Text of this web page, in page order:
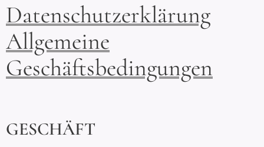
Datenschutzerklärung
Allgemeine
Geschäftsbedingungen
GESCHÄFT